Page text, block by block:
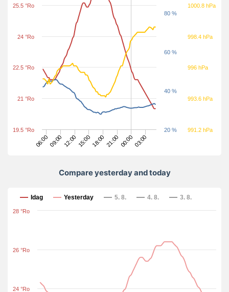
06:00 12:00 18:00 00:00
09:00 15:00 21:00 03:00
19.5 °Ro
21 °Ro
22.5 °Ro
24 °Ro
25.5 °Ro
20 %
40 %
60 %
80 %
991.2 hPa
993.6 hPa
996 hPa
998.4 hPa
1000.8 hPa
Compare yesterday and today
Compare yesterday and today
Idag Yesterday 5. 8. 4. 8. 3. 8.
24 °Ro
26 °Ro
28 °Ro